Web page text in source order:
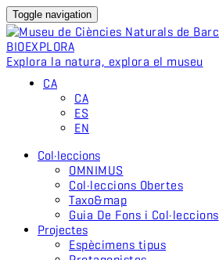
Toggle navigation
BIOEXPLORA
Explora la natura, explora el museu
CA
CA
ES
EN
Col·leccions
OMNIMUS
Col·leccions Obertes
Taxo&map
Guia De Fons i Col·leccions
Projectes
Espècimens tipus